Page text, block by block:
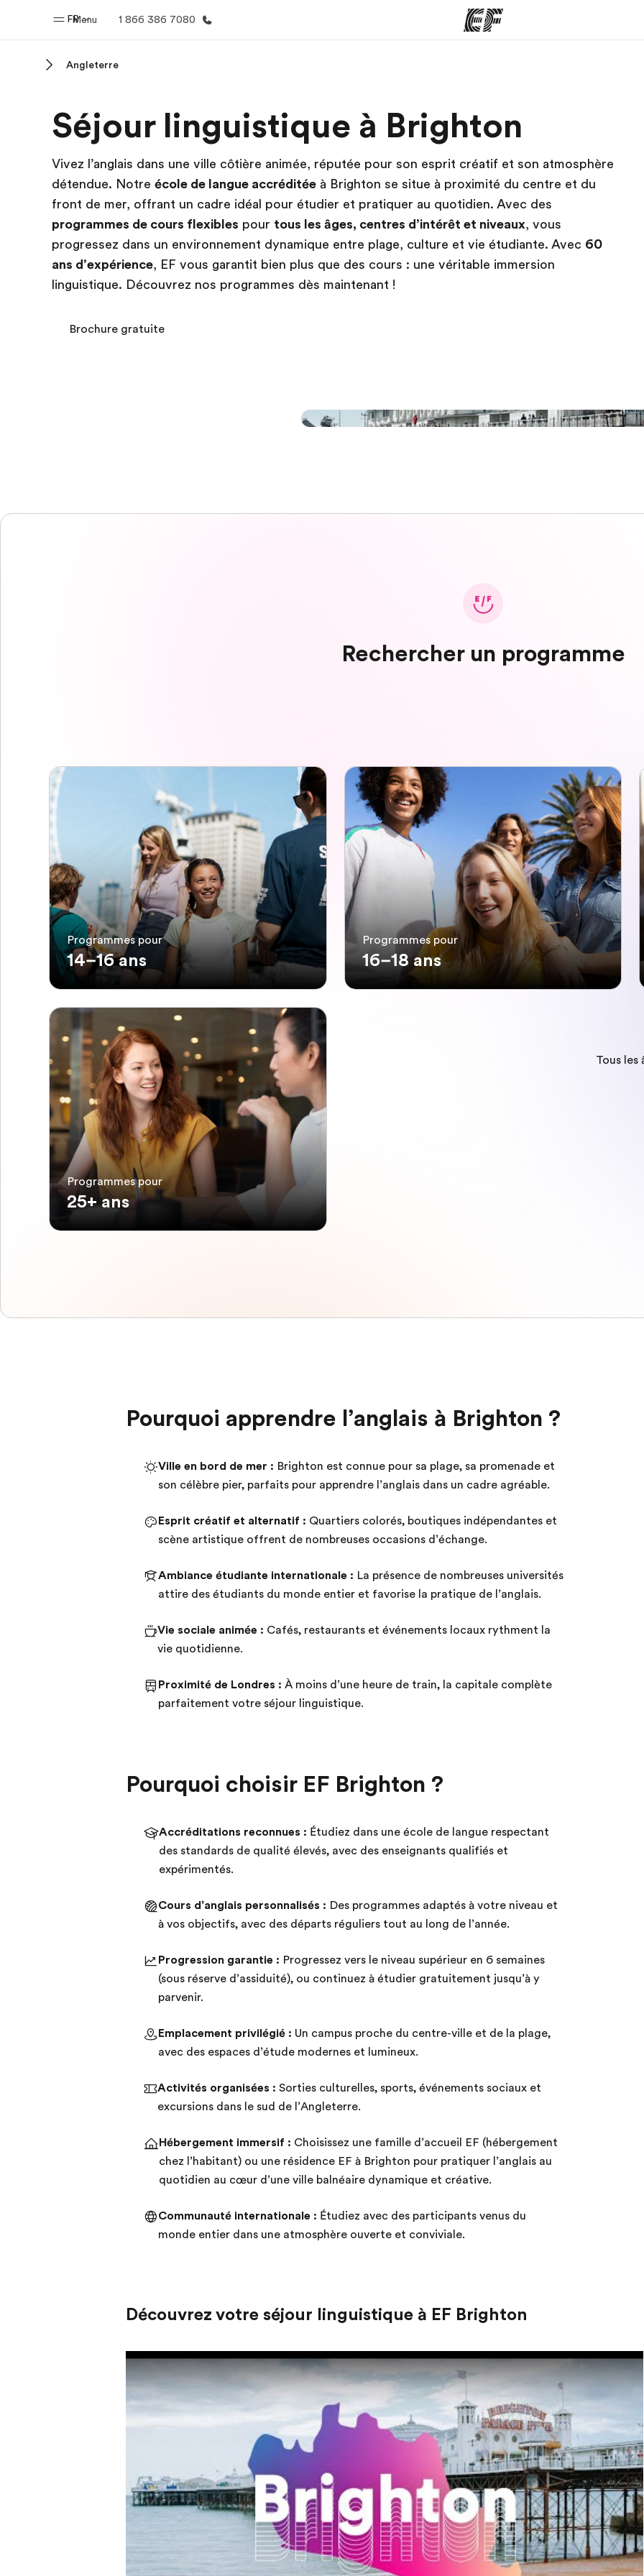
Menu
FR 1 866 386 7080
Bienvenue chez EF Nos offres Trouver un bureau
Angleterre
Séjour linguistique à Brighton
Vivez l’anglais dans une ville côtière animée, réputée pour son esprit créatif et son atmosphère
détendue. Notre école de langue accréditée à Brighton se situe à proximité du centre et du
front de mer, offrant un cadre idéal pour étudier et pratiquer au quotidien. Avec des
programmes de cours flexibles pour tous les âges, centres d’intérêt et niveaux, vous
progressez dans un environnement dynamique entre plage, culture et vie étudiante. Avec 60
ans d’expérience, EF vous garantit bien plus que des cours : une véritable immersion
linguistique. Découvrez nos programmes dès maintenant !
Brochure gratuite
Rechercher un programme
Programmes pour
14–16 ans
Programmes pour
16–18 ans
Programmes pour
25+ ans
Tous les
Pourquoi apprendre l’anglais à Brighton ?
Ville en bord de mer : Brighton est connue pour sa plage, sa promenade et
son célèbre pier, parfaits pour apprendre l’anglais dans un cadre agréable.
Esprit créatif et alternatif : Quartiers colorés, boutiques indépendantes et
scène artistique offrent de nombreuses occasions d’échange.
Ambiance étudiante internationale : La présence de nombreuses universités
attire des étudiants du monde entier et favorise la pratique de l’anglais.
Vie sociale animée : Cafés, restaurants et événements locaux rythment la
vie quotidienne.
Proximité de Londres : À moins d’une heure de train, la capitale complète
parfaitement votre séjour linguistique.
Pourquoi choisir EF Brighton ?
Accréditations reconnues : Étudiez dans une école de langue respectant
des standards de qualité élevés, avec des enseignants qualifiés et
expérimentés.
Cours d’anglais personnalisés : Des programmes adaptés à votre niveau et
à vos objectifs, avec des départs réguliers tout au long de l’année.
Progression garantie : Progressez vers le niveau supérieur en 6 semaines
(sous réserve d’assiduité), ou continuez à étudier gratuitement jusqu’à y
parvenir.
Emplacement privilégié : Un campus proche du centre-ville et de la plage,
avec des espaces d’étude modernes et lumineux.
Activités organisées : Sorties culturelles, sports, événements sociaux et
excursions dans le sud de l’Angleterre.
Hébergement immersif : Choisissez une famille d’accueil EF (hébergement
chez l’habitant) ou une résidence EF à Brighton pour pratiquer l’anglais au
quotidien au cœur d’une ville balnéaire dynamique et créative.
Communauté internationale : Étudiez avec des participants venus du
monde entier dans une atmosphère ouverte et conviviale.
Découvrez votre séjour linguistique à EF Brighton